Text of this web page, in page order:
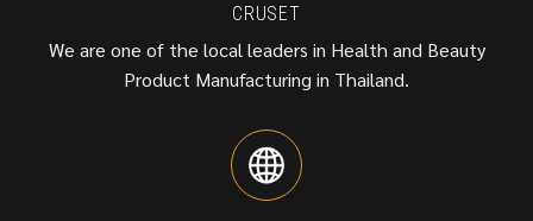
CRUSET
We are one of the local leaders in Health and Beauty
Product Manufacturing in Thailand.